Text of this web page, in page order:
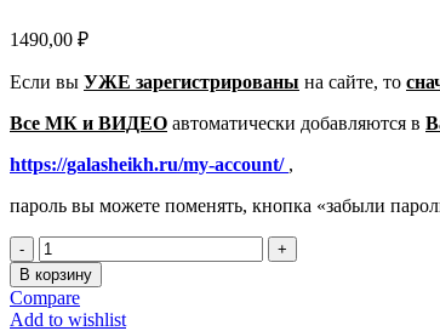
1490,00 ₽
Если вы УЖЕ зарегистрированы на сайте, то
Все МК и ВИДЕО автоматически добавляются в
https://galasheikh.ru/my-account/ ,
пароль вы можете поменять, кнопка «забыли
Количество
товара
ДУЭТ
женский
В корзину
Compare
Add to wishlist